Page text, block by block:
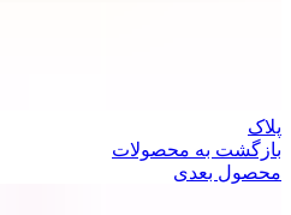
پلاک
بازگشت به محصولات
محصول بعدی